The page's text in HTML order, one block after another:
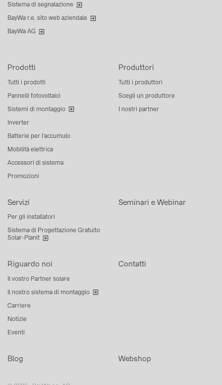
Prodotti
Tutti i prodotti
Pannelli fotovoltaici
Sistemi di montaggio
Inverter
Batterie per l’accumulo
Mobilità elettrica
Accessori di sistema
Promozioni
Produttori
Tutti i produttori
Scegli un produttore
I nostri partner
Servizi
Per gli installatori
Sistema di Progettazione Gratuito
Solar-Planit
Seminari e Webinar
Riguardo noi
Il vostro Partner solare
Il nostro sistema di montaggio
Carriere
Notizie
Eventi
Contatti
Blog Webshop
Sistema di segnalazione
BayWa r.e. sito web aziendale
BayWa AG